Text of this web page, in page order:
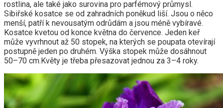
rostlina, ale také jako surovina pro parfémový průmysl.
Sibiřské kosatce se od zahradních poněkud liší. Jsou o něco
menší, patří k nevousatým odrůdám a jsou méně vybíravé.
Kosatce kvetou od konce května do července. Jeden keř
může vyvrhnout až 50 stopek, na kterých se poupata otevírají
postupně jeden po druhém. Výška stopek může dosáhnout
50–70 cm.Květy je třeba přesazovat jednou za 3–4 roky.